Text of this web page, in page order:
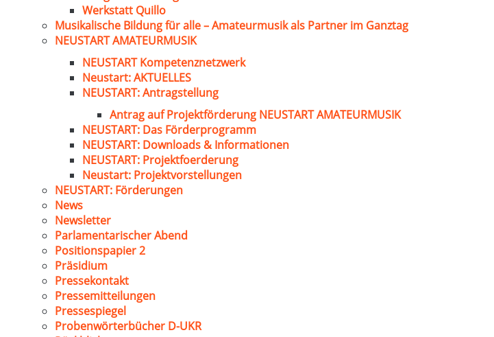
Werkstatt Quillo
Musikalische Bildung für alle – Amateurmusik als Partner im Ganztag
NEUSTART AMATEURMUSIK
NEUSTART Kompetenznetzwerk
Neustart: AKTUELLES
NEUSTART: Antragstellung
Antrag auf Projektförderung NEUSTART AMATEURMUSIK
NEUSTART: Das Förderprogramm
NEUSTART: Downloads & Informationen
NEUSTART: Projektfoerderung
Neustart: Projektvorstellungen
NEUSTART: Förderungen
News
Newsletter
Parlamentarischer Abend
Positionspapier 2
Präsidium
Pressekontakt
Pressemitteilungen
Pressespiegel
Probenwörterbücher D-UKR